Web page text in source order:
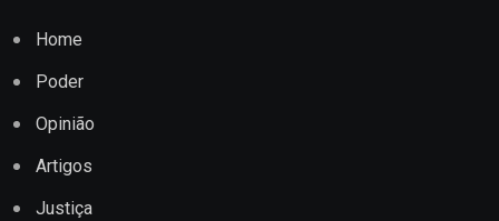
Home
Poder
Opinião
Artigos
Justiça